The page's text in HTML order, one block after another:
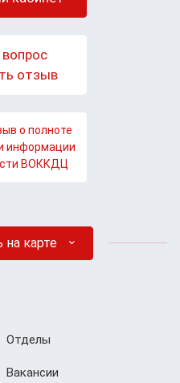
отзыв
о полноте
информации
ВОККДЦ
карте
Отделы
Вакансии